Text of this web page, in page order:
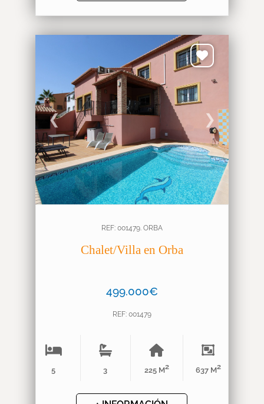
❮ ❯
REF: 001479. ORBA
Chalet/Villa en Orba
499.000€
REF: 001479
5 3 225 M2 637 M2